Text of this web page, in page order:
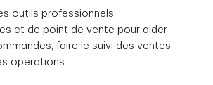
outils professionnels
et de point de vente pour aider
faire le suivi des ventes
opérations.